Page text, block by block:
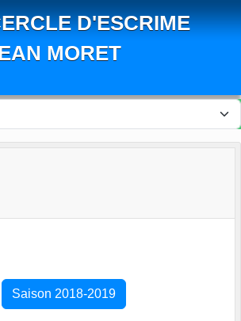
D'ESCRIME
MORET
Saison 2018-2019
cookies